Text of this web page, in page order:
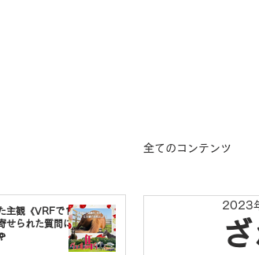
主観《VRFで1番
せられた質問に
全てのコンテンツ
ウマのお坊さん
2023